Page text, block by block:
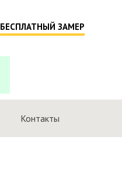
БЕСПЛАТНЫЙ ЗАМЕР
Контакты